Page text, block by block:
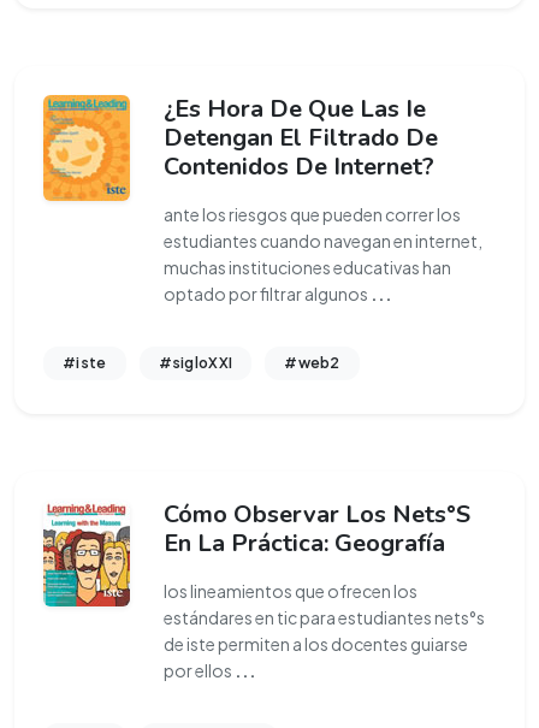
¿Es Hora De Que Las Ie
Detengan El Filtrado De
Contenidos De Internet?
ante los riesgos que pueden correr los
estudiantes cuando navegan en internet,
muchas instituciones educativas han
optado por filtrar algunos ...
#iste #sigloXXI #web2
Cómo Observar Los Nets°S
En La Práctica: Geografía
los lineamientos que ofrecen los
estándares en tic para estudiantes nets°s
de iste permiten a los docentes guiarse
por ellos ...